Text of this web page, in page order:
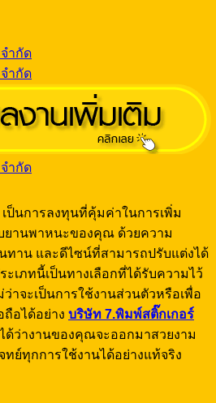
เป็นการลงทุนที่คุ้มค่าในการเพิ่ม
านพาหนะของคุณ ด้วยความ
ทาน และดีไซน์ที่สามารถปรับแต่งได้
ะเภทนี้เป็นทางเลือกที่ได้รับความไว้
ว่าจะเป็นการใช้งานส่วนตัวหรือเพื่อ
ถือได้อย่าง บริษัท 7.พิมพ์สติ๊กเกอร์
ว่างานของคุณจะออกมาสวยงาม
ย์ทุกการใช้งานได้อย่างแท้จริง